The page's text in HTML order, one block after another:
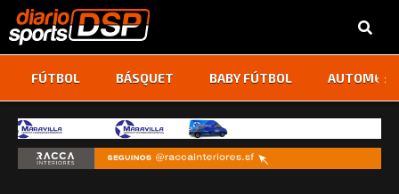
FÚTBOL BÁSQUET BABY FÚTBOL ‹ ›